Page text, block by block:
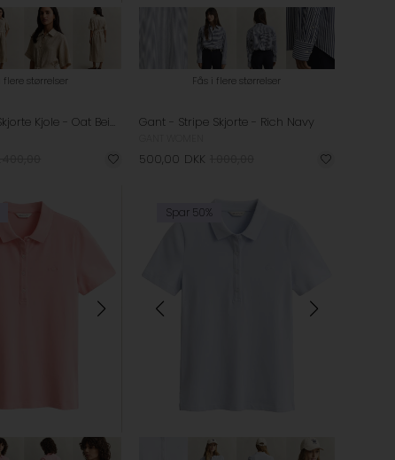
flere størrelser
Gant - Linen Skjorte Kjole - Oat Beige
Fås i flere størrelser
Gant - Stripe Skjorte - Rich Navy
500,00 DKK
Spar 50%